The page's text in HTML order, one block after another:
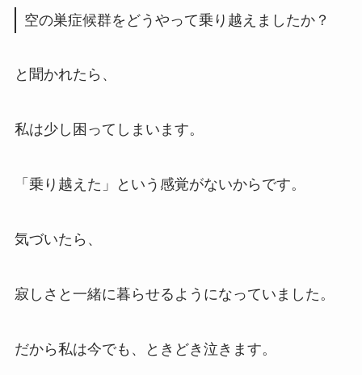
空の巣症候群をどうやって乗り越えましたか？
と聞かれたら、
私は少し困ってしまいます。
「乗り越えた」という感覚がないからです。
気づいたら、
寂しさと一緒に暮らせるようになっていました。
だから私は今でも、ときどき泣きます。